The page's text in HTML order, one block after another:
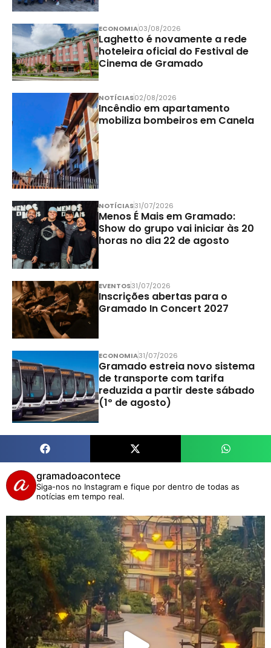
ECONOMIA03/08/2026
Laghetto é novamente a rede
hoteleira oficial do Festival de
Cinema de Gramado
NOTÍCIAS02/08/2026
Incêndio em apartamento
mobiliza bombeiros em Canela
NOTÍCIAS31/07/2026
Menos É Mais em Gramado:
Show do grupo vai iniciar às 20
horas no dia 22 de agosto
EVENTOS31/07/2026
Inscrições abertas para o
Gramado In Concert 2027
ECONOMIA31/07/2026
Gramado estreia novo sistema
de transporte com tarifa
reduzida a partir deste sábado
(1º de agosto)
gramadoacontece
Siga-nos no Instagram e fique por dentro de todas as
notícias em tempo real.